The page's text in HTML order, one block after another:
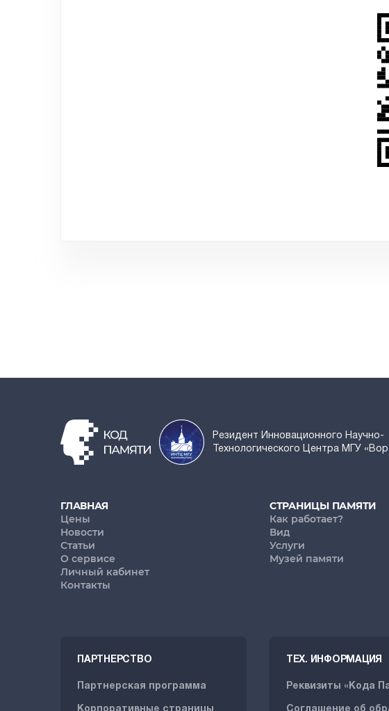
Резидент Инновационного Научно-
Технологического Центра МГУ
ГЛАВНАЯ
Цены
Новости
Статьи
О сервисе
Личный кабинет
Контакты
СТРАНИЦЫ ПАМЯТИ
Как работает?
Вид
Услуги
Музей памяти
ПАРТНЕРСТВО
Партнерская программа
ТЕХ. ИНФОРМАЦИЯ
Реквизиты «Кода